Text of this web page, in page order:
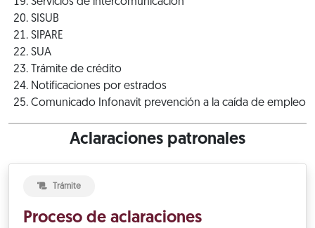
SISUB
SIPARE
SUA
Trámite de crédito
Notificaciones por estrados
Comunicado Infonavit prevención a la caída de empleo
Aclaraciones patronales
Trámite
Proceso de aclaraciones